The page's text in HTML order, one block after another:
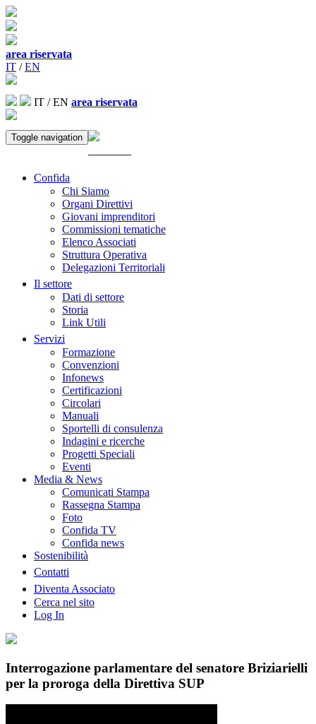
area riservata
IT /EN
IT /EN area riservata
Toggle navigation
Confida
Chi Siamo
Organi Direttivi
Giovani imprenditori
Commissioni tematiche
Elenco Associati
Struttura Operativa
Delegazioni Territoriali
Il settore
Dati di settore
Storia
Link Utili
Servizi
Formazione
Convenzioni
Infonews
Certificazioni
Circolari
Manuali
Sportelli di consulenza
Indagini e ricerche
Progetti Speciali
Eventi
Media & News
Comunicati Stampa
Rassegna Stampa
Foto
Confida TV
Confida news
Sostenibilità
Contatti
Diventa Associato
Cerca nel sito
Log In
Interrogazione parlamentare del senatore Briziarielli
per la proroga della Direttiva SUP